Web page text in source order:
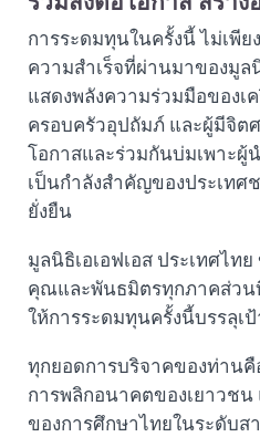
การระดมทุนในครั้งนี้ ไม่เพี
ความสำเร็จที่ผ่านมาของมูล
แสดงพลังความร่วมมือของเ
ครอบครัวอุปถัมภ์ และผู้มีจิต
โอกาสและร่วมกันบ่มเพาะผู้
เป็นกำลังสำคัญของประเทศ
ยั่งยืน
มูลนิธิเอเอฟเอส ประเทศไ
คุณและพันธมิตรทุกภาคส่ว
ให้การระดมทุนครั้งนี้บรรลุเ
ทุกยอดการบริจาคของท่าน
การพลิกอนาคตของเยาวช
ของการศึกษาไทยในระดับส